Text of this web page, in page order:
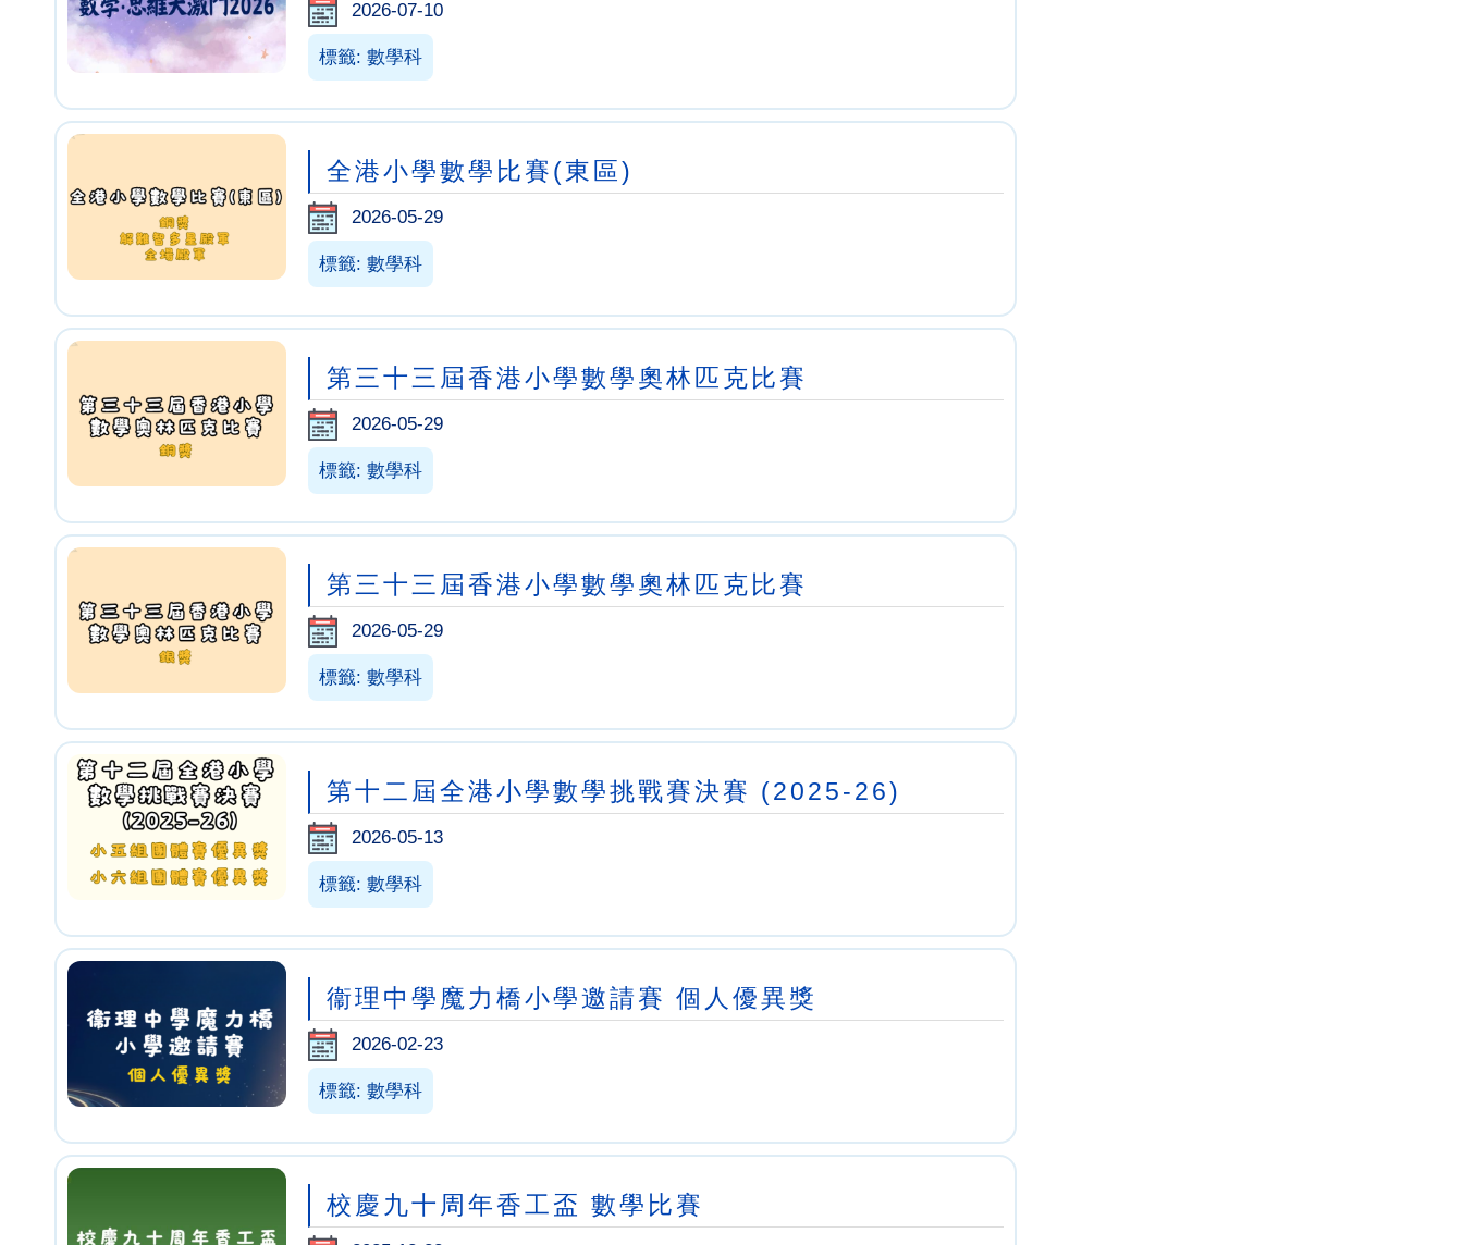
2026-07-10
標籤: 數學科
全港小學數學比賽(東區)
2026-05-29
標籤: 數學科
第三十三屆香港小學數學奧林匹克比賽
2026-05-29
標籤: 數學科
第三十三屆香港小學數學奧林匹克比賽
2026-05-29
標籤: 數學科
第十二屆全港小學數學挑戰賽決賽 (2025-26)
2026-05-13
標籤: 數學科
衞理中學魔力橋小學邀請賽 個人優異獎
2026-02-23
標籤: 數學科
校慶九十周年香工盃 數學比賽